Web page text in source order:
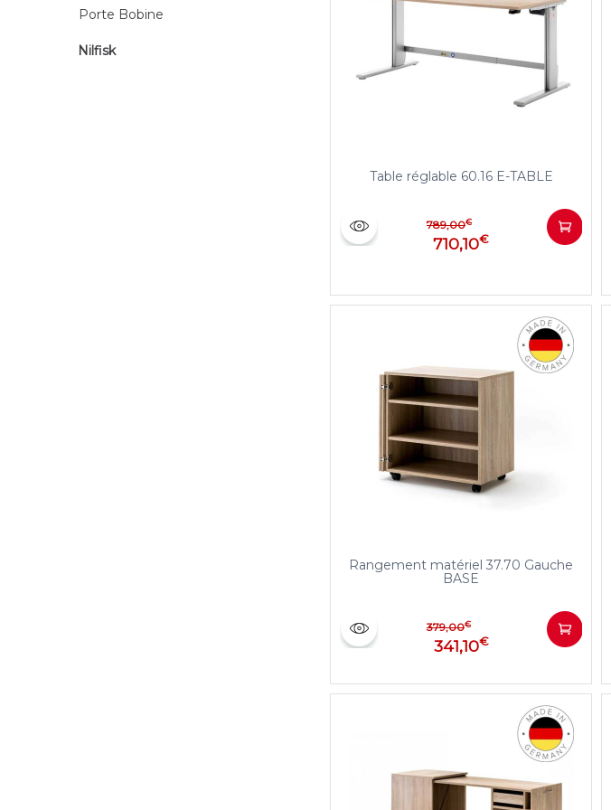
Porte Bobine
Nilfisk
Table réglable 60.16 E-TABLE
789,00€
710,10€
Rangement matériel 37.70 Gauche
BASE
379,00€
341,10€